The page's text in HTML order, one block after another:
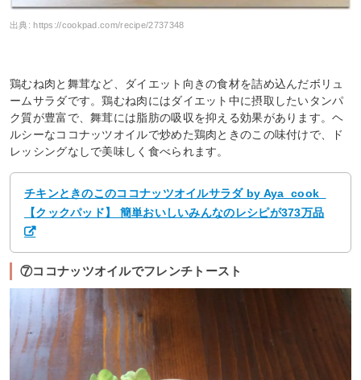
出典:https://cookpad.com/recipe/2737348
鶏むね肉と舞茸など、ダイエット向きの食材を詰め込んだボリュ
ームサラダです。鶏むね肉にはダイエット中に摂取したいタンパ
ク質が豊富で、舞茸には脂肪の吸収を抑える効果があります。ヘ
ルシーなココナッツオイルで炒めた鶏肉ときのこの味付けで、ド
レッシングなしで美味しく食べられます。
チキンときのこのココナッツオイルサラダ by Aya_cook_
【クックパッド】 簡単おいしいみんなのレシピが373万品
⑦ココナッツオイルでフレンチトースト